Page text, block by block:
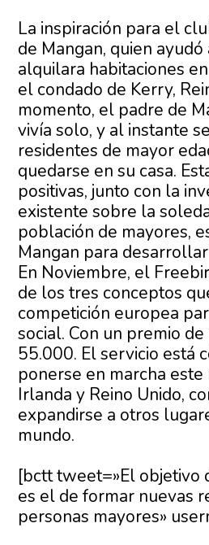
La inspiración para el
de Mangan, quien
alquilara habitaciones
el condado de Kerry,
momento, el padre de
vivía solo, y al instante
residentes de mayor
quedarse en su casa.
positivas, junto con la
existente sobre la
población de mayores,
Mangan para
En Noviembre, el
de los tres conceptos
competición europea
social. Con un premio
55.000. El servicio está
ponerse en marcha este
Irlanda y Reino Unido,
expandirse a otros
mundo.
[bctt tweet=»El objetivo
es el de formar nuevas
personas mayores»